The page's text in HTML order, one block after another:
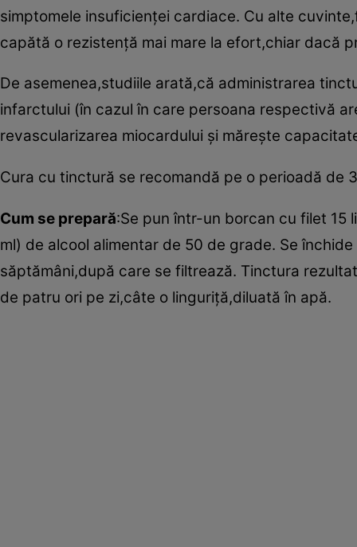
simptomele insuficienţei cardiace. Cu alte
capătă o rezistenţă mai mare la efort,chiar dacă
De asemenea,studiile arată,că administrarea
infarctului (în cazul în care persoana respectivă
revascularizarea miocardului şi măreşte
Cura cu tinctură se recomandă pe o perioadă de
Cum se prepară:Se pun într-un borcan cu filet
ml) de alcool alimentar de 50 de grade. Se
săptămâni,după care se filtrează. Tinctura
de patru ori pe zi,câte o linguriţă,diluată în apă.